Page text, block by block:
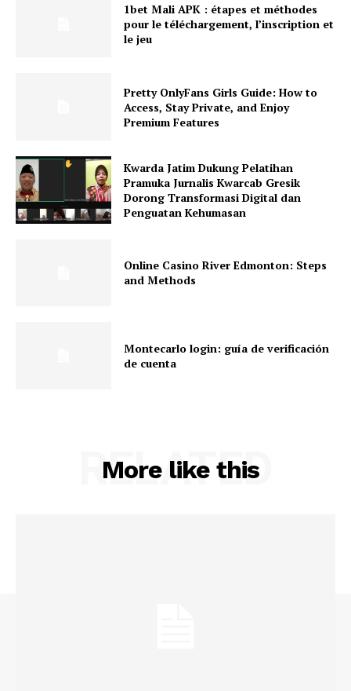
1bet Mali APK : étapes et méthodes
pour le téléchargement, l’inscription et
le jeu
Pretty OnlyFans Girls Guide: How to
Access, Stay Private, and Enjoy
Premium Features
Kwarda Jatim Dukung Pelatihan
Pramuka Jurnalis Kwarcab Gresik
Dorong Transformasi Digital dan
Penguatan Kehumasan
Online Casino River Edmonton: Steps
and Methods
Montecarlo login: guía de verificación
de cuenta
More like this
RELATED